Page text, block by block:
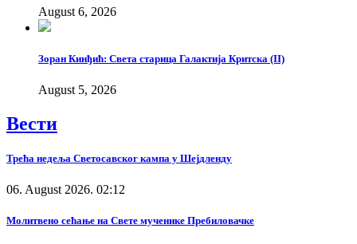
August 6, 2026
Зоран Кинђић: Света старица Галактија Критска (II)
August 5, 2026
Вести
Трећа недеља Светосавског кампа у Шејдленду
06. August 2026. 02:12
Молитвено сећање на Свете мученике Пребиловачке